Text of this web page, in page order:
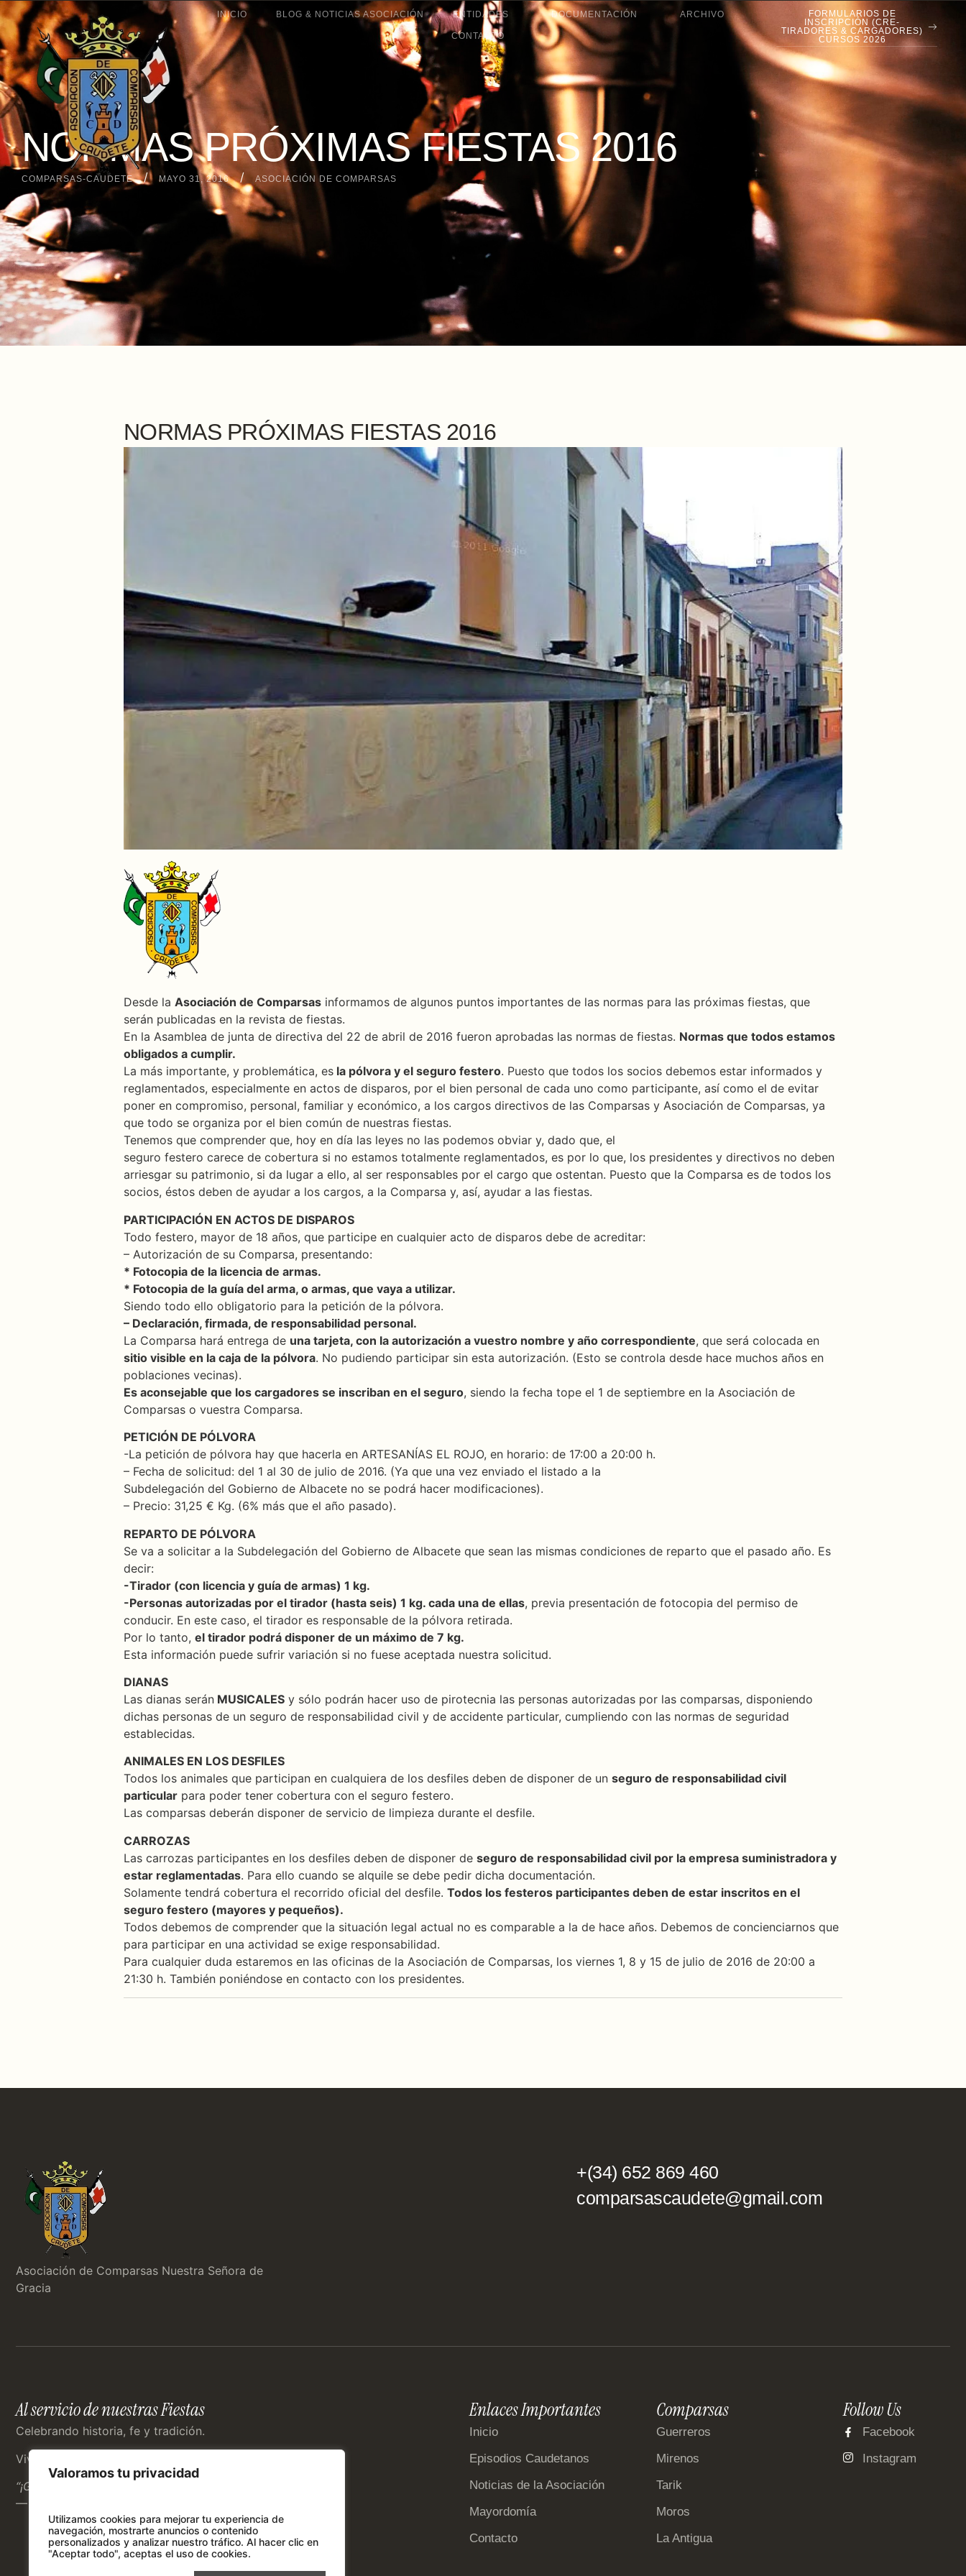
Valoramos tu privacidad
Utilizamos cookies para mejorar tu experiencia de
navegación, mostrarte anuncios o contenido
personalizados y analizar nuestro tráfico. Al hacer clic en
"Aceptar todo", aceptas el uso de cookies.
INICIO BLOG & NOTICIAS ASOCIACIÓN ENTIDADES DOCUMENTACIÓN ARCHIVO
CONTACTO
FORMULARIOS DE
INSCRIPCIÓN (CRE-
TIRADORES & CARGADORES)
CURSOS 2026
NORMAS PRÓXIMAS FIESTAS 2016
COMPARSAS-CAUDETE / MAYO 31, 2016 / ASOCIACIÓN DE COMPARSAS
NORMAS PRÓXIMAS FIESTAS 2016
Desde la Asociación de Comparsas informamos de algunos puntos importantes de las normas para las próximas fiestas, que
serán publicadas en la revista de fiestas.
En la Asamblea de junta de directiva del 22 de abril de 2016 fueron aprobadas las normas de fiestas. Normas que todos estamos
obligados a cumplir.
La más importante, y problemática, es la pólvora y el seguro festero. Puesto que todos los socios debemos estar informados y
reglamentados, especialmente en actos de disparos, por el bien personal de cada uno como participante, así como el de evitar
poner en compromiso, personal, familiar y económico, a los cargos directivos de las Comparsas y Asociación de Comparsas, ya
que todo se organiza por el bien común de nuestras fiestas.
Tenemos que comprender que, hoy en día las leyes no las podemos obviar y, dado que, el
seguro festero carece de cobertura si no estamos totalmente reglamentados, es por lo que, los presidentes y directivos no deben
arriesgar su patrimonio, si da lugar a ello, al ser responsables por el cargo que ostentan. Puesto que la Comparsa es de todos los
socios, éstos deben de ayudar a los cargos, a la Comparsa y, así, ayudar a las fiestas.
PARTICIPACIÓN EN ACTOS DE DISPAROS
Todo festero, mayor de 18 años, que participe en cualquier acto de disparos debe de acreditar:
– Autorización de su Comparsa, presentando:
* Fotocopia de la licencia de armas.
* Fotocopia de la guía del arma, o armas, que vaya a utilizar.
Siendo todo ello obligatorio para la petición de la pólvora.
– Declaración, firmada, de responsabilidad personal.
La Comparsa hará entrega de una tarjeta, con la autorización a vuestro nombre y año correspondiente, que será colocada en
sitio visible en la caja de la pólvora. No pudiendo participar sin esta autorización. (Esto se controla desde hace muchos años en
poblaciones vecinas).
Es aconsejable que los cargadores se inscriban en el seguro, siendo la fecha tope el 1 de septiembre en la Asociación de
Comparsas o vuestra Comparsa.
PETICIÓN DE PÓLVORA
-La petición de pólvora hay que hacerla en ARTESANÍAS EL ROJO, en horario: de 17:00 a 20:00 h.
– Fecha de solicitud: del 1 al 30 de julio de 2016. (Ya que una vez enviado el listado a la
Subdelegación del Gobierno de Albacete no se podrá hacer modificaciones).
– Precio: 31,25 € Kg. (6% más que el año pasado).
REPARTO DE PÓLVORA
Se va a solicitar a la Subdelegación del Gobierno de Albacete que sean las mismas condiciones de reparto que el pasado año. Es
decir:
-Tirador (con licencia y guía de armas) 1 kg.
-Personas autorizadas por el tirador (hasta seis) 1 kg. cada una de ellas, previa presentación de fotocopia del permiso de
conducir. En este caso, el tirador es responsable de la pólvora retirada.
Por lo tanto, el tirador podrá disponer de un máximo de 7 kg.
Esta información puede sufrir variación si no fuese aceptada nuestra solicitud.
DIANAS
Las dianas serán MUSICALES y sólo podrán hacer uso de pirotecnia las personas autorizadas por las comparsas, disponiendo
dichas personas de un seguro de responsabilidad civil y de accidente particular, cumpliendo con las normas de seguridad
establecidas.
ANIMALES EN LOS DESFILES
Todos los animales que participan en cualquiera de los desfiles deben de disponer de un seguro de responsabilidad civil
particular para poder tener cobertura con el seguro festero.
Las comparsas deberán disponer de servicio de limpieza durante el desfile.
CARROZAS
Las carrozas participantes en los desfiles deben de disponer de seguro de responsabilidad civil por la empresa suministradora y
estar reglamentadas. Para ello cuando se alquile se debe pedir dicha documentación.
Solamente tendrá cobertura el recorrido oficial del desfile. Todos los festeros participantes deben de estar inscritos en el
seguro festero (mayores y pequeños).
Todos debemos de comprender que la situación legal actual no es comparable a la de hace años. Debemos de concienciarnos que
para participar en una actividad se exige responsabilidad.
Para cualquier duda estaremos en las oficinas de la Asociación de Comparsas, los viernes 1, 8 y 15 de julio de 2016 de 20:00 a
21:30 h. También poniéndose en contacto con los presidentes.
Asociación de Comparsas Nuestra Señora de
Gracia
+(34) 652 869 460
comparsascaudete@gmail.com
Al servicio de nuestras Fiestas
Celebrando historia, fe y tradición.
Vive las Fiestas de Moros y Cristianos con nosotros.
“¡Gloria a los vencedores, honra a los vencidos!”
— Episodios Caudetanos
Enlaces Importantes
Inicio
Episodios Caudetanos
Noticias de la Asociación
Mayordomía
Contacto
Comparsas
Guerreros
Mirenos
Tarik
Moros
La Antigua
Follow Us
Facebook
Instagram